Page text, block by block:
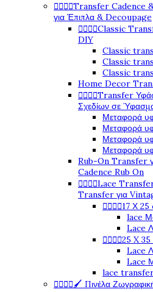
   Transfer Cadence
για Έπιπλα & Decoupage
   Classic
DIY
Classic
Classic
Classic
Home Decor
   Transfer
Σχεδίων σε
Μεταφορά
Μεταφορά
Μεταφορά
Μεταφορά
Rub-On Transfer
Cadence Rub On
   Lace
Transfer για
   17 Χ
lace
Lace
   25 X
Lace
Lace
lace
   🖌️ Πινέλα